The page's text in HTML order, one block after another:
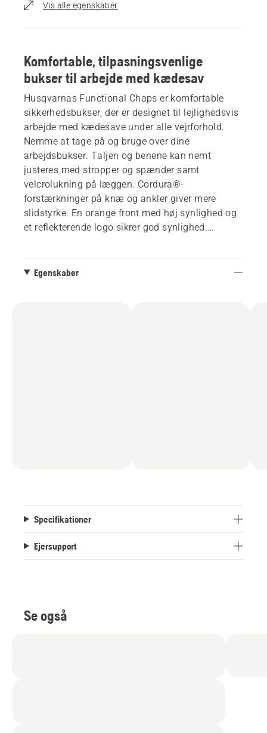
Vis alle egenskaber
Komfortable, tilpasningsvenlige
bukser til arbejde med kædesav
Husqvarnas Functional Chaps er komfortable
sikkerhedsbukser, der er designet til lejlighedsvis
arbejde med kædesave under alle vejrforhold.
Nemme at tage på og bruge over dine
arbejdsbukser. Taljen og benene kan nemt
justeres med stropper og spænder samt
velcrolukning på læggen. Cordura®-
forstærkninger på knæ og ankler giver mere
slidstyrke. En orange front med høj synlighed og
et reflekterende logo sikrer god synlighed.
Egenskaber
Specifikationer
Ejersupport
Se også